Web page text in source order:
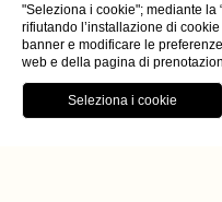
P. Iva
"Seleziona i cookie"; mediante la
rifiutando l’installazione di
banner e modificare le
web e della pagina di